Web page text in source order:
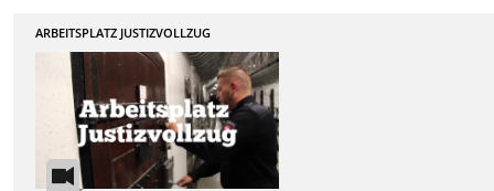
ARBEITSPLATZ JUSTIZVOLLZUG